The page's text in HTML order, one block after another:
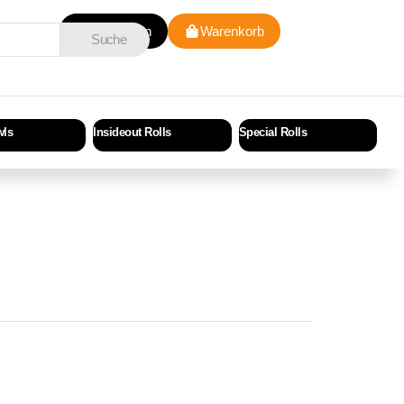
Suche
Anmelden Warenkorb
Insideout Rolls Special Rolls